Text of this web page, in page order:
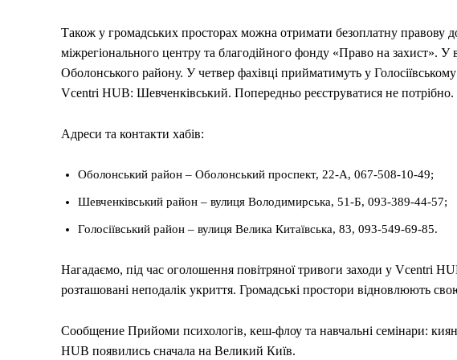
Також у громадських просторах можна отримати безоплатну правову
міжрегіонального центру та благодійного фонду «Право на захист». У
Оболонського району. У четвер фахівці прийматимуть у
Vcentri HUB: Шевченківський. Попередньо реєструватися не потрібно.
Адреси та контакти хабів:
Оболонський район – Оболонський проспект, 22-А, 067-508-10-49;
Шевченківський район – вулиця Володимирська, 51-Б, 093-389-44-57;
Голосіївський район – вулиця Велика Китаївська, 83, 093-549-69-85.
Нагадаємо, під час оголошення повітряної тривоги заходи у Vcentri
розташовані неподалік укриття. Громадські простори відновлюють
Сообщение Прийоми психологів, кеш-флоу та навчальні семінари:
HUB появились сначала на Великий Київ.